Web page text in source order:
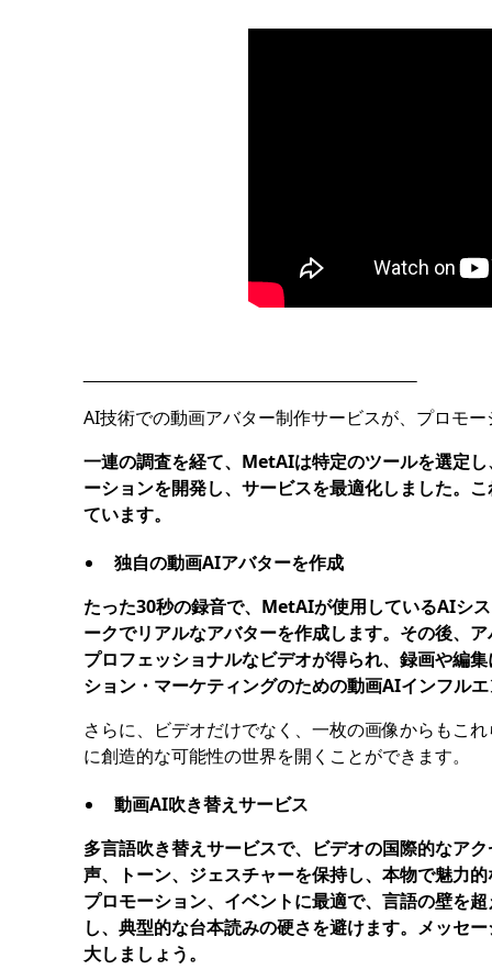
AI技術での動画アバター制作サービスが、プロモ
一連の調査を経て、MetAIは特定のツールを選定
ーションを開発し、サービスを最適化しました。
ています。
独自の動画AIアバターを作成
たった30秒の録音で、MetAIが使用しているAIシ
ークでリアルなアバターを作成します。その後、
プロフェッショナルなビデオが得られ、録画や編
ション・マーケティングのための動画AIインフル
さらに、ビデオだけでなく、一枚の画像からもこ
に創造的な可能性の世界を開くことができます。
動画AI吹き替えサービス
多言語吹き替えサービスで、ビデオの国際的なア
声、トーン、ジェスチャーを保持し、本物で魅力
プロモーション、イベントに最適で、言語の壁を
し、典型的な台本読みの硬さを避けます。メッセ
大しましょう。